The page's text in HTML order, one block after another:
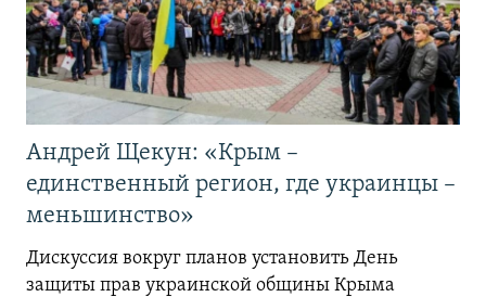
Андрей Щекун: «Крым –
единственный регион, где украинцы –
меньшинство»
Дискуссия вокруг планов установить День
защиты прав украинской общины Крыма